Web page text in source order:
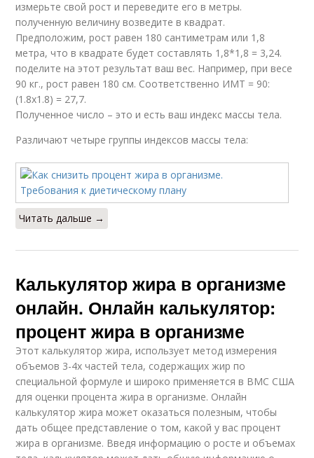
измерьте свой рост и переведите его в метры.
полученную величину возведите в квадрат.
Предположим, рост равен 180 сантиметрам или 1,8
метра, что в квадрате будет составлять 1,8*1,8 = 3,24.
поделите на этот результат ваш вес. Например, при весе
90 кг., рост равен 180 см. Соответственно ИМТ = 90:
(1.8х1.8) = 27,7.
Полученное число – это и есть ваш индекс массы тела.
Различают четыре группы индексов массы тела:
Читать дальше →
Калькулятор жира в организме
онлайн. Онлайн калькулятор:
процент жира в организме
Этот калькулятор жира, использует метод измерения
объемов 3-4х частей тела, содержащих жир по
специальной формуле и широко применяется в ВМС США
для оценки процента жира в организме. Онлайн
калькулятор жира может оказаться полезным, чтобы
дать общее представление о том, какой у вас процент
жира в организме. Введя информацию о росте и объемах